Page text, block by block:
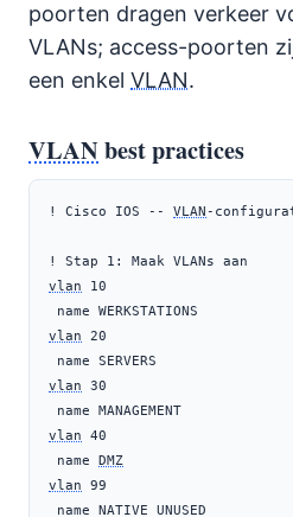
poorten dragen verkeer
VLANs; access-poorten
een enkel VLAN.
VLANbest practices
! Cisco IOS -- VLAN -
vlan 10
vlan 20
vlan 30
vlan 40
name DMZ
vlan 99